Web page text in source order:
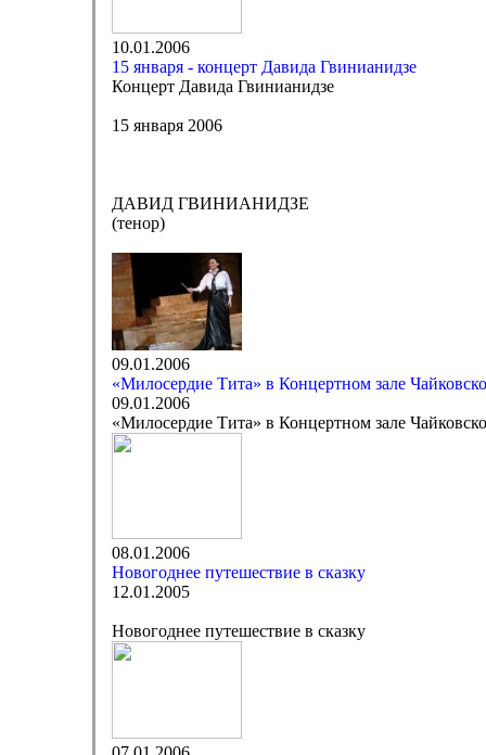
10.01.2006
15 января - концерт Давида Гвинианидзе
Концерт Давида Гвинианидзе
15 января 2006
ДАВИД ГВИНИАНИДЗЕ
(тенор)
09.01.2006
«Милосердие Тита» в Концертном зале
09.01.2006
«Милосердие Тита» в Концертном зале
08.01.2006
Новогоднее путешествие в сказку
12.01.2005
Новогоднее путешествие в сказку